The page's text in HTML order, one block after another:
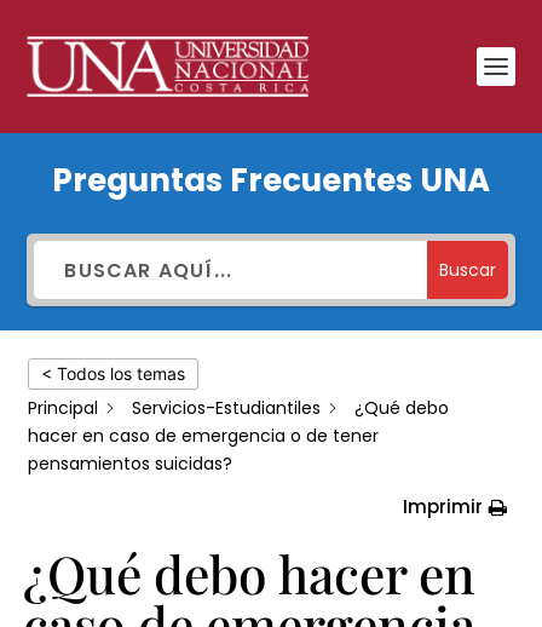
debo
hacer
caso
de
emergencia
de
pensamientos
suicidas?
Preguntas Frecuentes UNA
Buscar
< Todos los temas
Principal Servicios-Estudiantiles
¿Qué debo
hacer en caso de emergencia o de tener
pensamientos suicidas?
Imprimir
¿Qué debo hacer en